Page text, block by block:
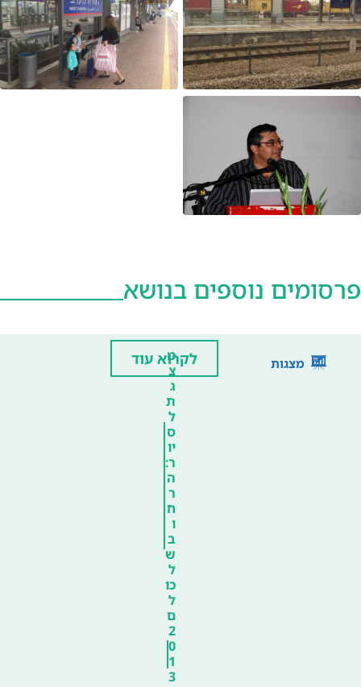
פרסומים נוספים בנושא
מצגות
מ
צ
ג
ת
ל
ס
יו
ר:
ה
ר
ח
ו
ב
ש
ל
כו
ל
ם
2
0
1
3
לקרוא עוד